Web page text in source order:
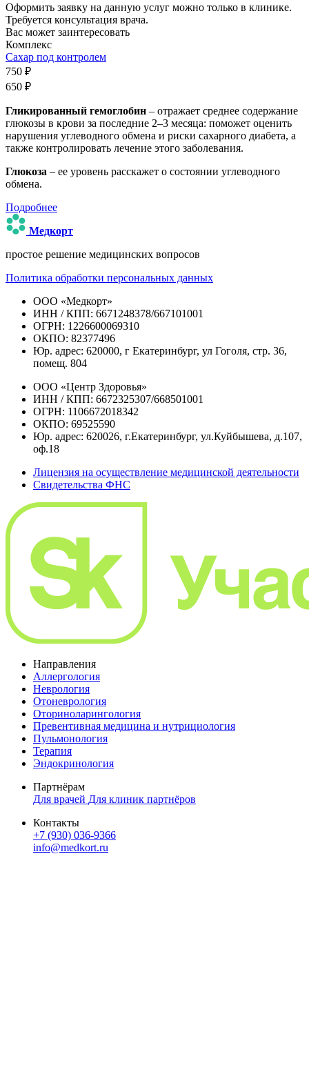
Оформить заявку на данную услуг можно только в клинике.
Требуется консультация врача.
Вас может заинтересовать
Комплекс
Сахар под контролем
750 ₽
650 ₽
Гликированный гемоглобин – отражает среднее содержание
глюкозы в крови за последние 2–3 месяца: поможет оценить
нарушения углеводного обмена и риски сахарного диабета, а
также контролировать лечение этого заболевания.
Глюкоза – ее уровень расскажет о состоянии углеводного
обмена.
Подробнее
Медкорт
простое решение медицинских вопросов
Политика обработки персональных данных
ООО «Медкорт»
ИНН / КПП: 6671248378/667101001
ОГРН: 1226600069310
ОКПО: 82377496
Юр. адрес: 620000, г Екатеринбург, ул Гоголя, стр. 36,
помещ. 804
ООО «Центр Здоровья»
ИНН / КПП: 6672325307/668501001
ОГРН: 1106672018342
ОКПО: 69525590
Юр. адрес: 620026, г.Екатеринбург, ул.Куйбышева, д.107,
оф.18
Лицензия на осуществление медицинской деятельности
Свидетельства ФНС
Направления
Аллергология
Неврология
Отоневрология
Оториноларингология
Превентивная медицина и нутрициология
Пульмонология
Терапия
Эндокринология
Партнёрам
Для врачей Для клиник партнёров
Контакты
+7 (930) 036-9366
info@medkort.ru